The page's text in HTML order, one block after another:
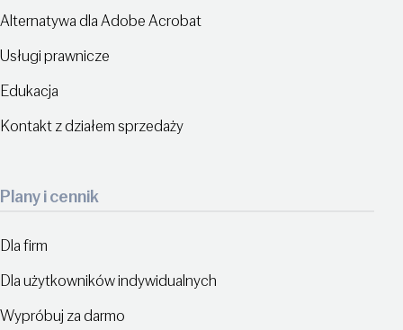
Alternatywa dla Adobe Acrobat
Usługi prawnicze
Edukacja
Kontakt z działem sprzedaży
Plany i cennik
Dla firm
Dla użytkowników indywidualnych
Wypróbuj za darmo